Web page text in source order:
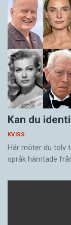
Kan du
KVISS
Här möter du tolv
språk hämtade